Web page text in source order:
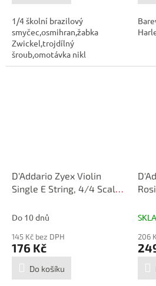
1/4 školní brazilový
smyčec,osmihran,žabka
Zwickel,trojdílný
šroub,omotávka nikl
D'Addario Zyex Violin
Single E String, 4/4 Scale,
Do 10 dnů
145 Kč bez DPH
176 Kč
Do košíku
206